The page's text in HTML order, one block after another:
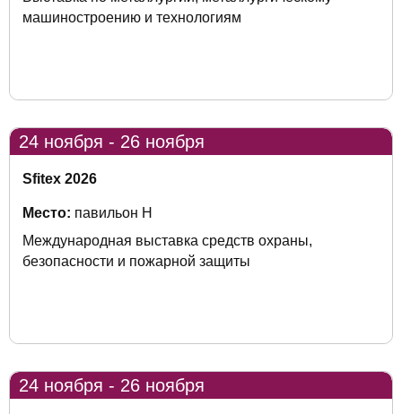
машиностроению и технологиям
24 ноября - 26 ноября
Sfitex 2026
Место: павильон H
Международная выставка средств охраны,
безопасности и пожарной защиты
24 ноября - 26 ноября